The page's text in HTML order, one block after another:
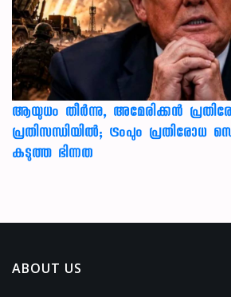
ആയുധം തീർന്നു, അമേരിക്കൻ
പ്രതിസന്ധിയിൽ; ട്രംപും പ്രതിരോധ
കടുത്ത ഭിന്നത
ABOUT US